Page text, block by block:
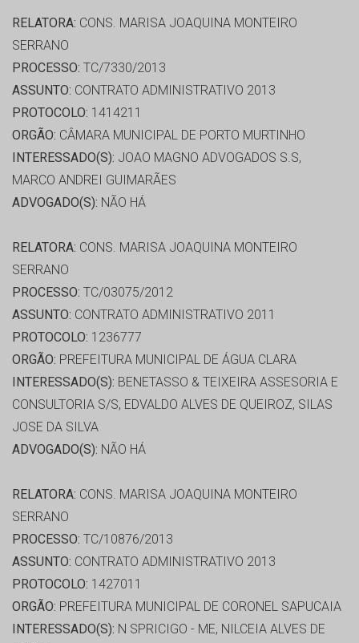
RELATORA: CONS. MARISA JOAQUINA MONTEIRO
SERRANO
PROCESSO: TC/7330/2013
ASSUNTO: CONTRATO ADMINISTRATIVO 2013
PROTOCOLO: 1414211
ORGÃO: CÂMARA MUNICIPAL DE PORTO MURTINHO
INTERESSADO(S): JOAO MAGNO ADVOGADOS S.S,
MARCO ANDREI GUIMARÃES
ADVOGADO(S): NÃO HÁ
RELATORA: CONS. MARISA JOAQUINA MONTEIRO
SERRANO
PROCESSO: TC/03075/2012
ASSUNTO: CONTRATO ADMINISTRATIVO 2011
PROTOCOLO: 1236777
ORGÃO: PREFEITURA MUNICIPAL DE ÁGUA CLARA
INTERESSADO(S): BENETASSO & TEIXEIRA ASSESORIA E
CONSULTORIA S/S, EDVALDO ALVES DE QUEIROZ, SILAS
JOSE DA SILVA
ADVOGADO(S): NÃO HÁ
RELATORA: CONS. MARISA JOAQUINA MONTEIRO
SERRANO
PROCESSO: TC/10876/2013
ASSUNTO: CONTRATO ADMINISTRATIVO 2013
PROTOCOLO: 1427011
ORGÃO: PREFEITURA MUNICIPAL DE CORONEL SAPUCAIA
INTERESSADO(S): N SPRICIGO - ME, NILCEIA ALVES DE